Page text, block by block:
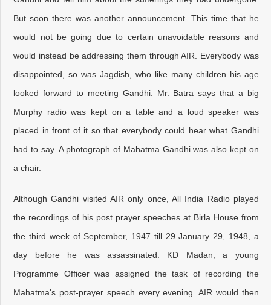
But soon there was another announcement. This time that he
would not be going due to certain unavoidable reasons and
would instead be addressing them through AIR. Everybody was
disappointed, so was Jagdish, who like many children his age
looked forward to meeting Gandhi. Mr. Batra says that a big
Murphy radio was kept on a table and a loud speaker was
placed in front of it so that everybody could hear what Gandhi
had to say. A photograph of Mahatma Gandhi was also kept on
a chair.
Although Gandhi visited AIR only once, All India Radio played
the recordings of his post prayer speeches at Birla House from
the third week of September, 1947 till 29 January 29, 1948, a
day before he was assassinated. KD Madan, a young
Programme Officer was assigned the task of recording the
Mahatma's post-prayer speech every evening. AIR would then